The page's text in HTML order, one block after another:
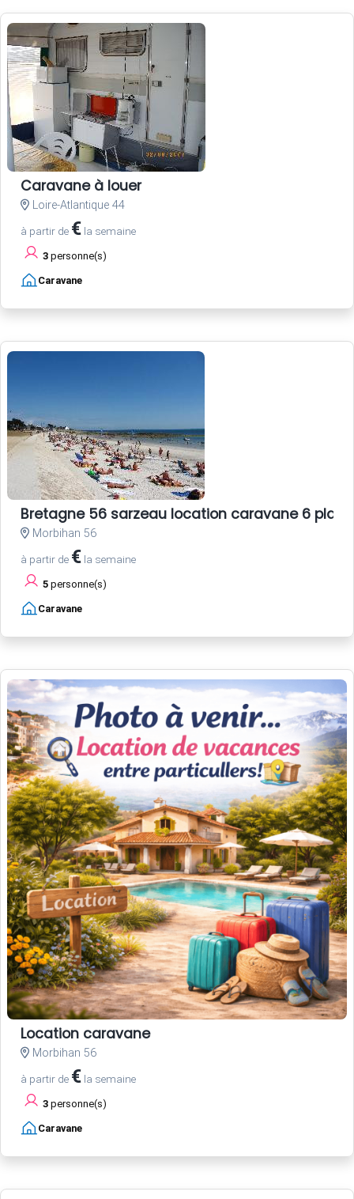
Caravane à louer
Loire-Atlantique 44
à partir de € la semaine
3 personne(s)
Caravane
Bretagne 56 sarzeau location caravane 6
Morbihan 56
à partir de € la semaine
5 personne(s)
Caravane
Location caravane
Morbihan 56
à partir de € la semaine
3 personne(s)
Caravane